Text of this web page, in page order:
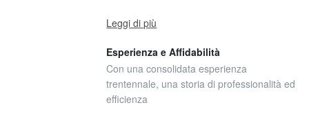
Leggi di più
Esperienza e Affidabilità
Con una consolidata esperienza
trentennale, una storia di professionalità ed
efficienza